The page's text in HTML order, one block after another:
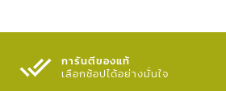
การันตีของแท้
เลือกช้อปได้อย่างมั่นใจ​